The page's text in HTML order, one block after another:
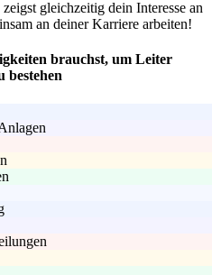
gleichzeitig dein Interesse an
an deiner Karriere arbeiten!
brauchst, um Leiter
bestehen